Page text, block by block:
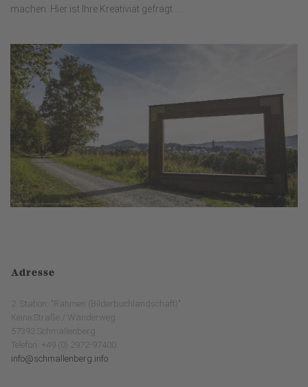
machen. Hier ist Ihre Kreativiät gefragt.....
Adresse
2. Station: "Rahmen (Bilderbuchlandschaft)"
Keine Straße / Wanderweg
57392 Schmallenberg
Telefon: +49 (0) 2972-97400
info@schmallenberg.info